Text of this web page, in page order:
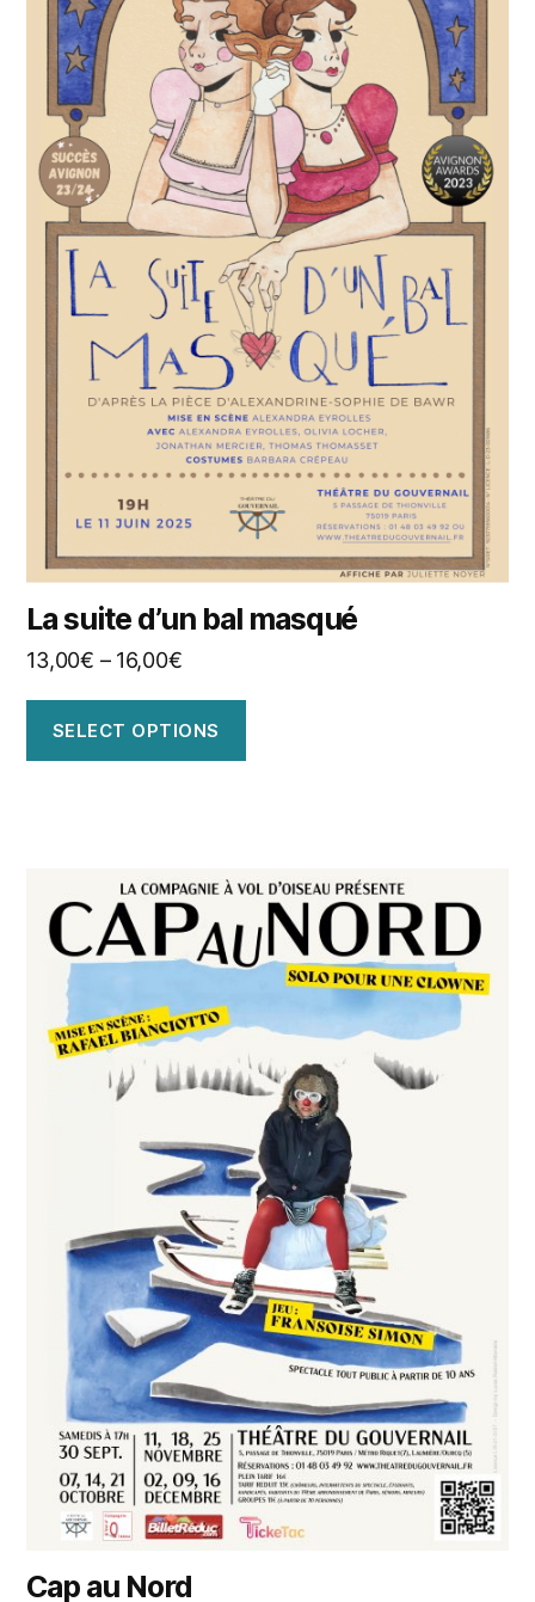
La suite d’un bal masqué
13,00€ – 16,00€
SELECT OPTIONS
Cap au Nord